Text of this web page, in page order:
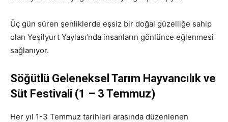
Üç gün süren şenliklerde eşsiz bir doğal güzelliğe sahip
olan Yeşilyurt Yaylası’nda insanların gönlünce eğlenmesi
sağlanıyor.
Söğütlü Geleneksel Tarım Hayvancılık ve
Süt Festivali (1 – 3 Temmuz)
Her yıl 1-3 Temmuz tarihleri arasında düzenlenen